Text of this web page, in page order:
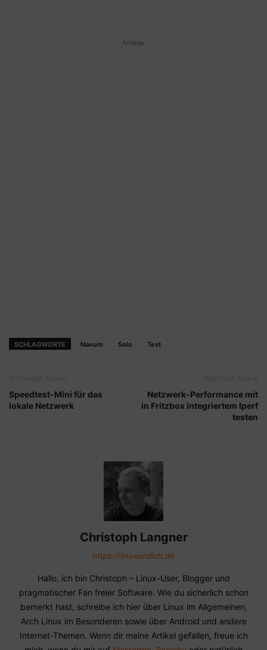
Anzeige
SCHLAGWORTE Nanum Solo Test
Speedtest-Mini für das
lokale Netzwerk
Netzwerk-Performance mit
in Fritzbox integriertem Iperf
testen
Christoph Langner
https://linuxundich.de
Hallo, ich bin Christoph – Linux-User, Blogger und
pragmatischer Fan freier Software. Wie du sicherlich schon
bemerkt hast, schreibe ich hier über Linux im Allgemeinen,
Arch Linux im Besonderen sowie über Android und andere
Internet-Themen. Wenn dir meine Artikel gefallen, freue ich